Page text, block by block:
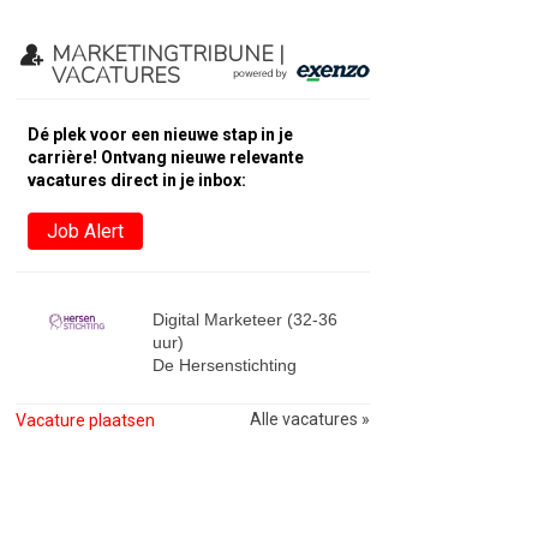
MARKETINGTRIBUNE |
VACATURES
Dé plek voor een nieuwe stap in je
carrière! Ontvang nieuwe relevante
vacatures direct in je inbox:
Job Alert
Digital Marketeer (32-36
uur)
De Hersenstichting
Vacature plaatsen Alle vacatures »